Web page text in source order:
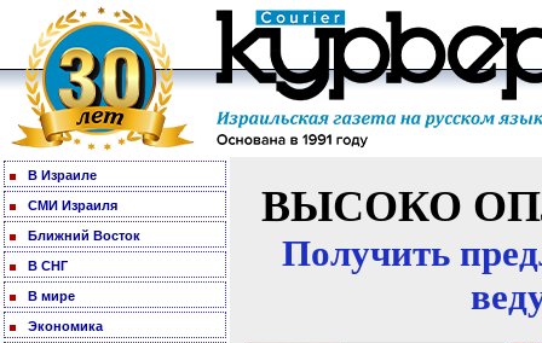
В Израиле
СМИ Израиля
Ближний Восток
В СНГ
В мире
Экономика
ВЫСОКО
Получить